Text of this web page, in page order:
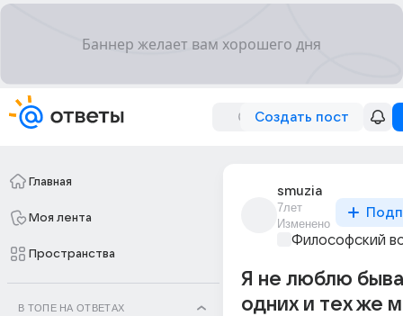
Создать пост
Главная
Моя лента
Пространства
В ТОПЕ НА ОТВЕТАХ
smuzia
7лет
Изменено
Философский
Я не люблю
одних и тех же